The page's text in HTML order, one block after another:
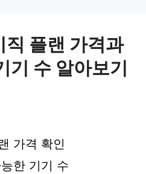
직 플랜 가격과
기 수 알아보기
가격 확인
한 기기 수